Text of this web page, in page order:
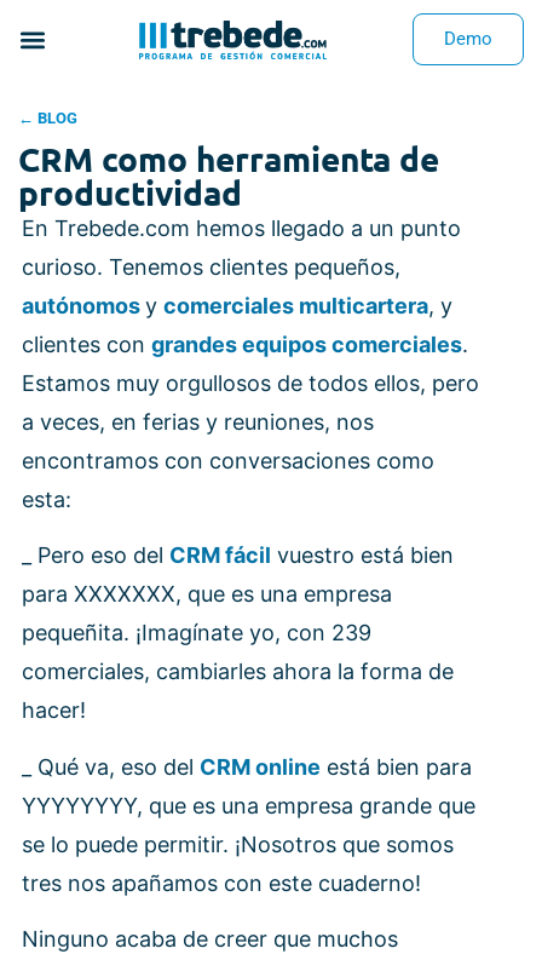
Demo
← BLOG
CRM como herramienta de
productividad
En Trebede.com hemos llegado a un punto
curioso. Tenemos clientes pequeños,
autónomosy comerciales multicartera, y
clientes con grandes equipos comerciales.
Estamos muy orgullosos de todos ellos, pero
a veces, en ferias y reuniones, nos
encontramos con conversaciones como
esta:
_ Pero eso del CRM fácil vuestro está bien
para XXXXXXX, que es una empresa
pequeñita. ¡Imagínate yo, con 239
comerciales, cambiarles ahora la forma de
hacer!
_ Qué va, eso del CRM online está bien para
YYYYYYYY, que es una empresa grande que
se lo puede permitir. ¡Nosotros que somos
tres nos apañamos con este cuaderno!
Ninguno acaba de creer que muchos